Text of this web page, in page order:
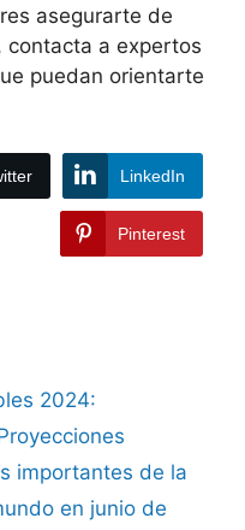
asegurarte de
contacta a expertos
puedan orientarte
LinkedIn
Pinterest
2024:
importantes de la
en junio de